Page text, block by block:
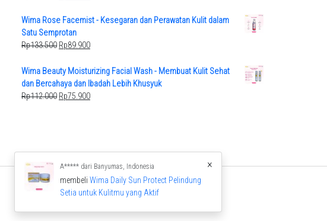
was:
Rp117.800.
is:
Wima Rose Facemist - Kesegaran dan Perawatan Kulit dalam
Satu Semprotan
Rp133.500 Original
was:
Rp133.500.
Rp89.900Current
is:
Rp89.900.
Wima Beauty Moisturizing Facial Wash - Membuat Kulit Sehat
dan Bercahaya dan Ibadah Lebih Khusyuk
Rp112.000 Original
Rp75.900Current
×
A***** dari Banyumas, Indonesia
membeli Wima Daily Sun Protect Pelindung
Setia untuk Kulitmu yang Aktif